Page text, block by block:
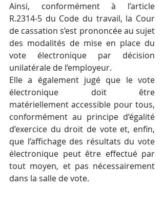
Ainsi, conformément à l’article
R.2314-5 du Code du travail, la Cour
de cassation s’est prononcée au sujet
des modalités de mise en place du
vote électronique par décision
unilatérale de l’employeur.
Elle a également jugé que le vote
électronique doit être
matériellement accessible pour tous,
conformément au principe d’égalité
d’exercice du droit de vote et, enfin,
que l’affichage des résultats du vote
électronique peut être effectué par
tout moyen, et pas nécessairement
dans la salle de vote.